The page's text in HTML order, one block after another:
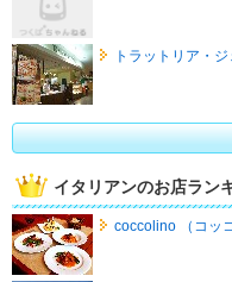
トラットリア・
イタリアンのお店ラン
coccolino （コッ